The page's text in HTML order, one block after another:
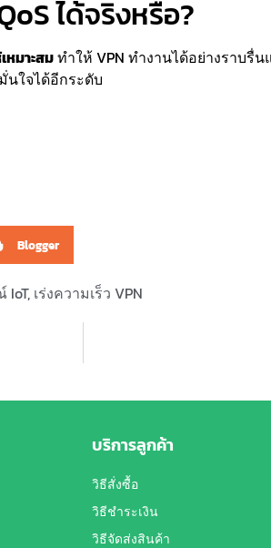
ได้จริงหรือ?
หมาะสมทำให้ VPN ทำงานได้อย่างราบรื่
นใจได้อีกระดับ
Blogger
IoT, เร่งความเร็ว VPN
บริการลูกค้า
วิธีสั่งซื้อ
วิธีชำระเงิน
วิธีจัดส่งสินค้า